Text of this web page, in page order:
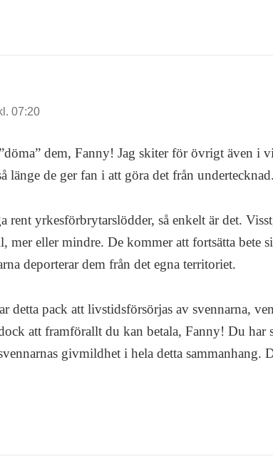
07:20
dem, Fanny! Jag skiter för övrigt även i
länge de ger fan i att göra det från undertecknad.
rent yrkesförbrytarslödder, så enkelt är det.
mer eller mindre. De kommer att fortsätta bete
deporterar dem från det egna territoriet.
detta pack att livstidsförsörjas av svennarna,
att framförallt du kan betala, Fanny! Du har
givmildhet i hela detta sammanhang.